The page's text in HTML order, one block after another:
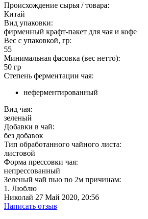
Происхождение сырья / товара:
Китай
Вид упаковки:
фирменный крафт-пакет для чая и кофе
Вес с упаковкой, гр:
55
Минимальная фасовка (вес нетто):
50 гр
Степень ферментации чая:
неферментированный
Вид чая:
зеленый
Добавки в чай:
без добавок
Тип обработанного чайного листа:
листовой
Форма прессовки чая:
непрессованный
Зеленый чай пью по 2м причинам:
1. Люблю
Николай 27 Май 2020, 20:56
Написать отзыв